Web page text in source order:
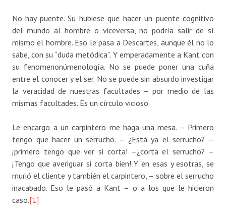
No hay puente. Su hubiese que hacer un puente cognitivo
del mundo al hombre o viceversa, no podría salir de sí
mismo el hombre. Eso le pasa a Descartes, aunque él no lo
sabe, con su “duda metódica”. Y emperadamente a Kant con
su fenomenonúmenología. No se puede poner una cuña
entre el conocer y el ser. No se puede sin absurdo investigar
la veracidad de nuestras facultades – por medio de las
mismas facultades. Es un círculo vicioso.
Le encargo a un carpintero me haga una mesa. – Primero
tengo que hacer un serrucho. – ¿Está ya el serrucho? –
¡primero tengo que ver si corta! –¿corta el serrucho? –
¡Tengo que averiguar si corta bien! Y en esas y esotras, se
murió el cliente y también el carpintero, – sobre el serrucho
inacabado. Eso le pasó a Kant – o a los que le hicieron
caso.[1]